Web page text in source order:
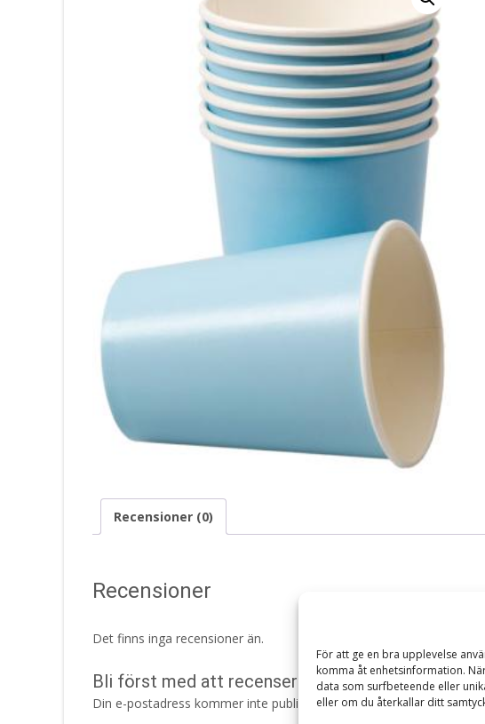
För att ge en bra upplevelse
komma åt enhetsinformation.
data som surfbeteende eller
eller om du återkallar ditt
Recensioner (0)
Recensioner
Det finns inga recensioner än.
Bli först med att recensera ”Pappersmuggar,
Din e-postadress kommer inte publiceras. Obligatoriska fält är